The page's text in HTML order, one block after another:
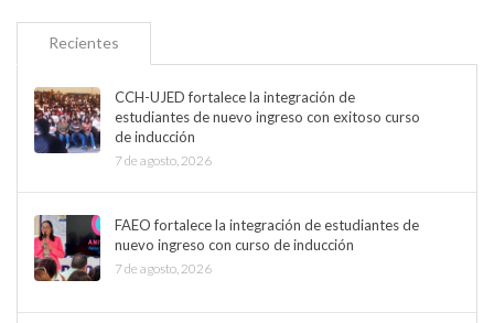
Recientes
CCH-UJED fortalece la integración de
estudiantes de nuevo ingreso con exitoso curso
de inducción
7 de agosto, 2026
FAEO fortalece la integración de estudiantes de
nuevo ingreso con curso de inducción
7 de agosto, 2026